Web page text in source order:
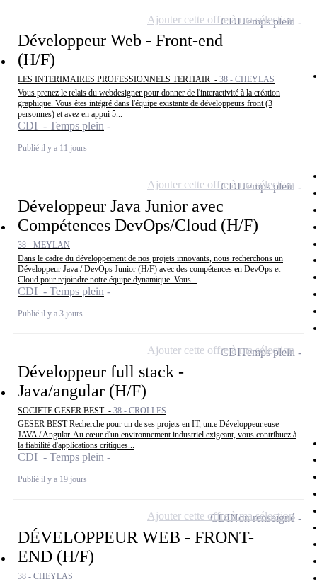
Développeur Web - Front-end
(H/F)
LES INTERIMAIRES PROFESSIONNELS TERTIAIR - 38 - CHEYLAS
Vous prenez le relais du webdesigner pour donner de l'interactivité à la création
graphique. Vous êtes intégré dans l'équipe existante de développeurs front (3
personnes) et avez en appui 5...
CDI - Temps plein
Publié il y a 11 jours
CDITemps plein
Ajouter cette offre à ma sélection
Développeur Java Junior avec
Compétences DevOps/Cloud (H/F)
38 - MEYLAN
Dans le cadre du développement de nos projets innovants, nous recherchons un
Développeur Java / DevOps Junior (H/F) avec des compétences en DevOps et
Cloud pour rejoindre notre équipe dynamique. Vous...
CDI - Temps plein
Publié il y a 3 jours
CDITemps plein
Ajouter cette offre à ma sélection
Développeur full stack -
Java/angular (H/F)
SOCIETE GESER BEST - 38 - CROLLES
GESER BEST Recherche pour un de ses projets en IT, un.e Développeur.euse
JAVA / Angular. Au cœur d'un environnement industriel exigeant, vous contribuez à
la fiabilité d'applications critiques...
CDI - Temps plein
Publié il y a 19 jours
CDITemps plein
Ajouter cette offre à ma sélection
DÉVELOPPEUR WEB - FRONT-
END (H/F)
38 - CHEYLAS
CDINon renseigné
Ajouter cette offre à ma sélection